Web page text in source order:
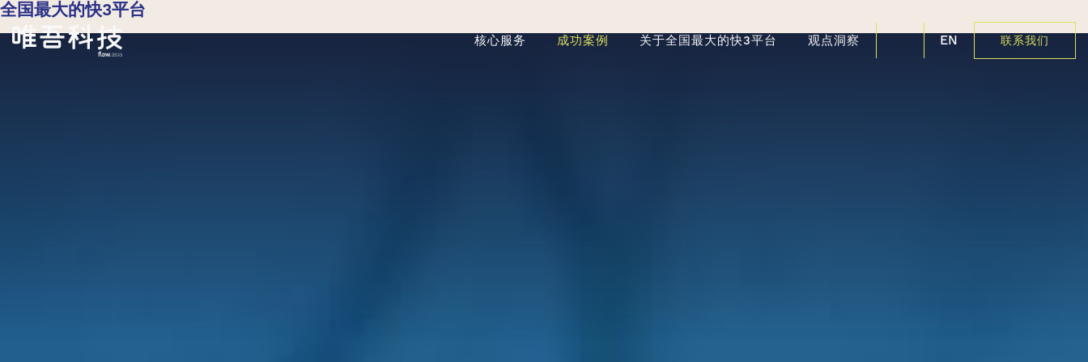
全国最大的快3平台
核心服务 成功案例 关于全国最大的快3平台 观点洞察 EN 联系我们